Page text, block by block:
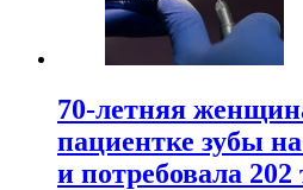
70-летняя
пациентке зубы
и потребовала